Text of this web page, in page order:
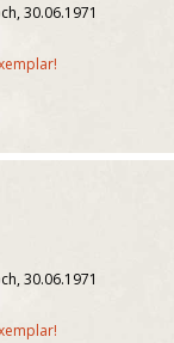
30.06.1971
30.06.1971